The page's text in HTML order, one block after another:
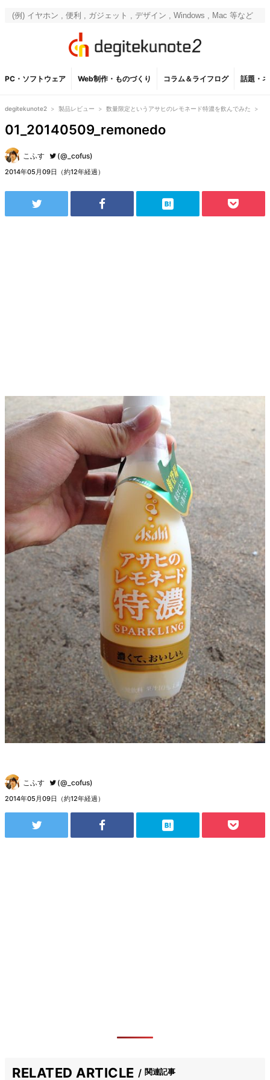
PC・ソフトウェア Web制作・ものづくり コラム＆ライフログ 話題・
degitekunote2 > 製品レビュー > 数量限定というアサヒのレモネード特濃を飲んでみた >
01_20140509_remonedo
こふす (@_cofus)
2014年05月09日（約12年経過）
こふす (@_cofus)
2014年05月09日（約12年経過）
RELATED ARTICLE 関連記事